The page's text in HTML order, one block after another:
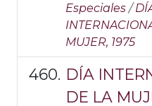
Especiales /
MUJER, 1975
DÍA
DE LA